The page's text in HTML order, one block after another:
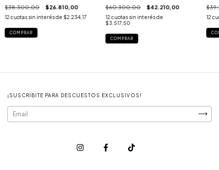
$38.300,00 $26.810,00
12 cuotas sin interés de $2.234,17
$60.300,00 $42.210,00
12 cuotas sin interés de
$3.517,50
12
¡SUSCRIBITE PARA DESCUESTOS EXCLUSIVOS!